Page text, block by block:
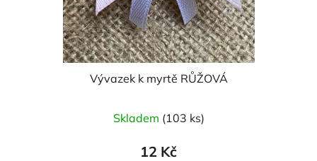
Vývazek k myrtě RŮŽOVÁ
Skladem (103 ks)
12 Kč